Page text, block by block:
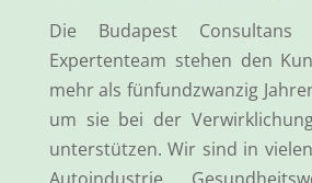
Die Budapest
Expertenteam stehen den
mehr als fünfundzwanzig
um sie bei der
unterstützen. Wir sind in